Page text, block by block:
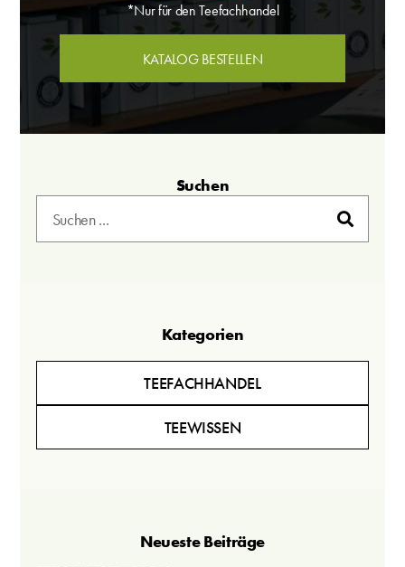
*Nur für den Teefachhandel
KATALOG BESTELLEN
Suchen
Kategorien
TEEFACHHANDEL
TEEWISSEN
Neueste Beiträge